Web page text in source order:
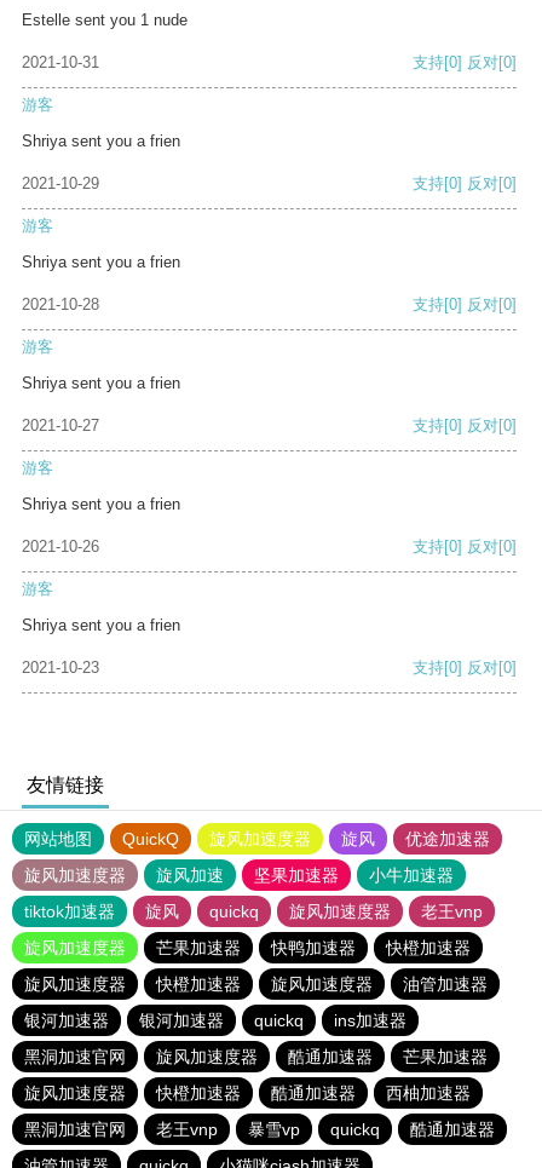
Estelle sent you 1 nude
2021-10-31 支持[0] 反对[0]
游客
Shriya sent you a frien
2021-10-29 支持[0] 反对[0]
游客
Shriya sent you a frien
2021-10-28 支持[0] 反对[0]
游客
Shriya sent you a frien
2021-10-27 支持[0] 反对[0]
游客
Shriya sent you a frien
2021-10-26 支持[0] 反对[0]
游客
Shriya sent you a frien
2021-10-23 支持[0] 反对[0]
友情链接
网站地图 QuickQ 旋风加速度器 旋风
优途加速器
旋风加速度器
旋风加速 坚果加速器
小牛加速器
tiktok加速器
旋风 quickq 旋风加速度器
老王vnp
旋风加速度器
芒果加速器 快鸭加速器
快橙加速器
旋风加速度器
快橙加速器 旋风加速度器
油管加速器
银河加速器
银河加速器 quickq
ins加速器
黑洞加速官网
旋风加速度器 酷通加速器
芒果加速器
旋风加速度器
快橙加速器 酷通加速器
西柚加速器
黑洞加速官网
老王vnp 暴雪vp quickq
酷通加速器